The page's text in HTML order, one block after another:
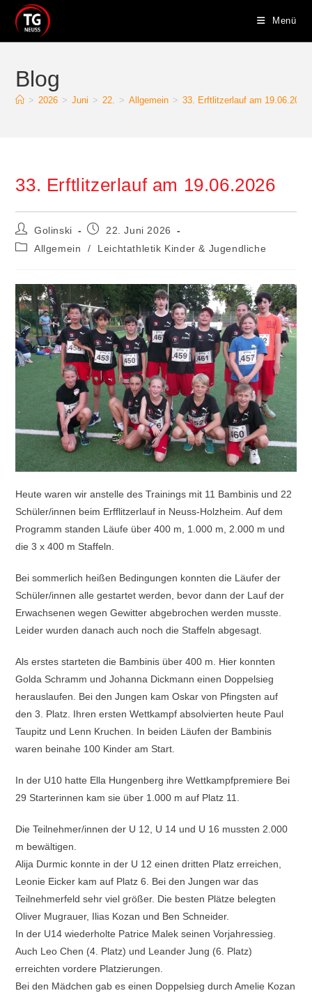
Inhalt
springen
Menü
Blog
> 2026 > Juni > 22. > Allgemein > 33. Erftlitzerlauf am 19.06.2026
33. Erftlitzerlauf am 19.06.2026
Beitrags-
Autor:
Golinski
Beitrag22. Juni 2026
Beitrags-
Allgemein / Leichtathletik Kinder & Jugendliche
Heute waren wir anstelle des Trainings mit 11 Bambinis und 22
Schüler/innen beim Erfflitzerlauf in Neuss-Holzheim. Auf dem
Programm standen Läufe über 400 m, 1.000 m, 2.000 m und
die 3 x 400 m Staffeln.
Bei sommerlich heißen Bedingungen konnten die Läufer der
Schüler/innen alle gestartet werden, bevor dann der Lauf der
Erwachsenen wegen Gewitter abgebrochen werden musste.
Leider wurden danach auch noch die Staffeln abgesagt.
Als erstes starteten die Bambinis über 400 m. Hier konnten
Golda Schramm und Johanna Dickmann einen Doppelsieg
herauslaufen. Bei den Jungen kam Oskar von Pfingsten auf
den 3. Platz. Ihren ersten Wettkampf absolvierten heute Paul
Taupitz und Lenn Kruchen. In beiden Läufen der Bambinis
waren beinahe 100 Kinder am Start.
In der U10 hatte Ella Hungenberg ihre Wettkampfpremiere Bei
29 Starterinnen kam sie über 1.000 m auf Platz 11.
Die Teilnehmer/innen der U 12, U 14 und U 16 mussten 2.000
m bewältigen.
Alija Durmic konnte in der U 12 einen dritten Platz erreichen,
Leonie Eicker kam auf Platz 6. Bei den Jungen war das
Teilnehmerfeld sehr viel größer. Die besten Plätze belegten
Oliver Mugrauer, Ilias Kozan und Ben Schneider.
In der U14 wiederholte Patrice Malek seinen Vorjahressieg.
Auch Leo Chen (4. Platz) und Leander Jung (6. Platz)
erreichten vordere Platzierungen.
Bei den Mädchen gab es einen Doppelsieg durch Amelie Kozan